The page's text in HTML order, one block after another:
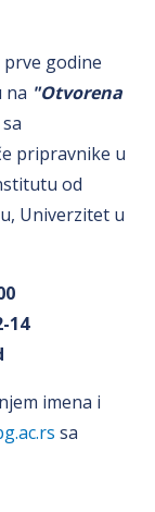
godine
na "Otvorena
pripravnike u
od
Univerzitet u
14
imena i
sa